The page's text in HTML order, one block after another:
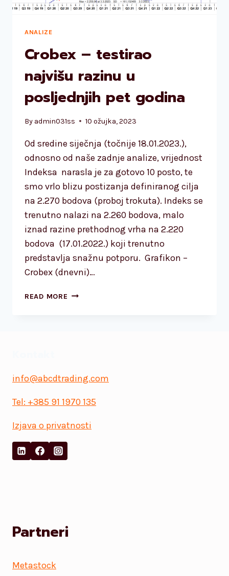
ANALIZE
Crobex – testirao
najvišu razinu u
posljednjih pet godina
By admin031ss 10 ožujka, 2023
Od sredine siječnja (točnije 18.01.2023.),
odnosno od naše zadnje analize, vrijednost
Indeksa narasla je za gotovo 10 posto, te
smo vrlo blizu postizanja definiranog cilja
na 2.270 bodova (proboj trokuta). Indeks se
trenutno nalazi na 2.260 bodova, malo
iznad razine prethodnog vrha na 2.220
bodova (17.01.2022.) koji trenutno
predstavlja snažnu potporu. Grafikon –
Crobex (dnevni)…
READ MORE CROBEX
PET
info@abcdtrading.com
Tel: +385 91 1970 135
Izjava o privatnosti
Partneri
Metastock